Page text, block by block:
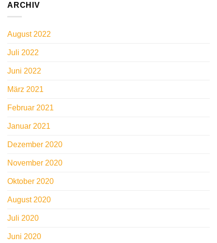
ARCHIV
August 2022
Juli 2022
Juni 2022
März 2021
Februar 2021
Januar 2021
Dezember 2020
November 2020
Oktober 2020
August 2020
Juli 2020
Juni 2020